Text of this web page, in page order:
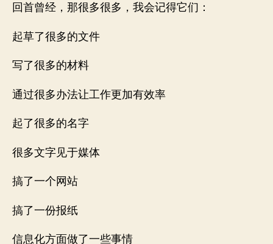
回首曾经，那很多很多，我会记得它们：
起草了很多的文件
写了很多的材料
通过很多办法让工作更加有效率
起了很多的名字
很多文字见于媒体
搞了一个网站
搞了一份报纸
信息化方面做了一些事情